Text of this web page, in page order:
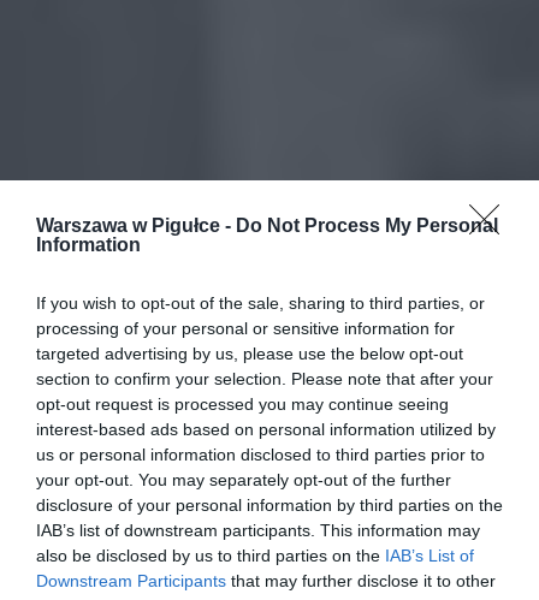
Warszawa w Pigułce - Do Not Process My Personal
Information
If you wish to opt-out of the sale, sharing to third parties, or
processing of your personal or sensitive information for
targeted advertising by us, please use the below opt-out
section to confirm your selection. Please note that after your
opt-out request is processed you may continue seeing
interest-based ads based on personal information utilized by
us or personal information disclosed to third parties prior to
your opt-out. You may separately opt-out of the further
disclosure of your personal information by third parties on the
IAB’s list of downstream participants. This information may
also be disclosed by us to third parties on the IAB’s List of
Downstream Participants that may further disclose it to other